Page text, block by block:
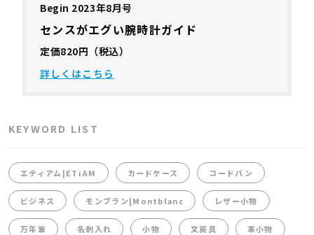
Begin 2023年8月号
センスがエグい腕時計ガイド
定価820円（税込）
詳しくはこちら
KEYWORD LIST
エティアム|ETiAM カードケース コードバン
ビジネス モンブラン|Montblanc レザー小物
万年筆 名刺入れ 小物 文房具 革小物